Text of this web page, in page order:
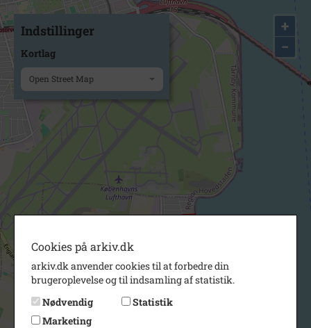
+
−
Indstillinger
Kortlag
Open Street Map
Cookies på arkiv.dk
arkiv.dk anvender cookies til at forbedre din
brugeroplevelse og til indsamling af statistik.
Nødvendig
Statistik
Marketing